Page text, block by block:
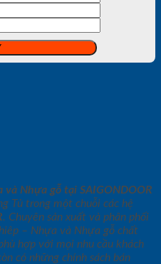
và Nhựa gỗ tại SAIGONDOOR
Tủ trong một chuỗi các hệ
. Chuyên sản xuất và phân phối
– Nhựa và Nhựa gỗ chất
hợp với mọi nhu cầu khách
có những chính sách bán